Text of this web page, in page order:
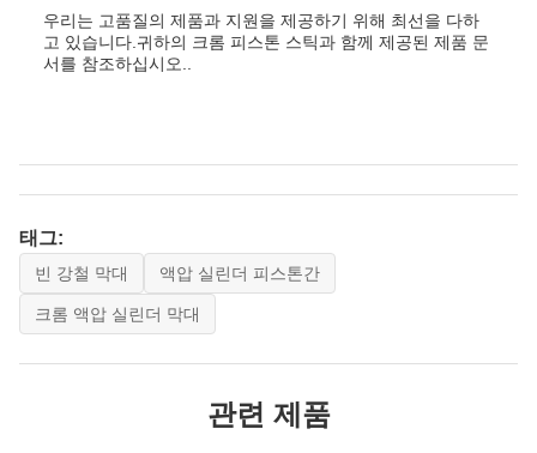
우리는 고품질의 제품과 지원을 제공하기 위해 최선을 다하
고 있습니다.귀하의 크롬 피스톤 스틱과 함께 제공된 제품 문
서를 참조하십시오..
태그:
빈 강철 막대 액압 실린더 피스톤간
크롬 액압 실린더 막대
관련 제품